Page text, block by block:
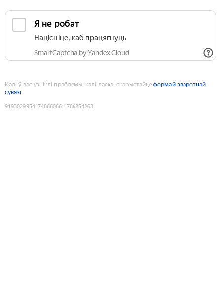
Я не робат
Націсніце, каб працягнуць
SmartCaptcha by Yandex Cloud
Калі ў вас узніклі праблемы, калі ласка, скарыстайцеформай зваротнай
сувязі
9193029954174866066:1786254263